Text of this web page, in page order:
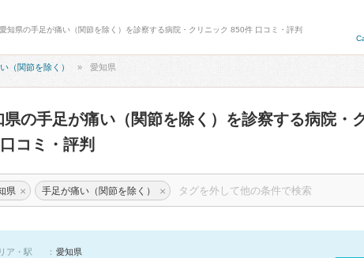
知県の手足が痛い（関節を除く）を診察する病院・クリニック 850件 口コミ・評判
（関節を除く） 愛知県
県の手足が痛い（関節を除く）を診察する病院・
口コミ・評判
県 × 手足が痛い（関節を除く） ×
ア・駅
愛知県